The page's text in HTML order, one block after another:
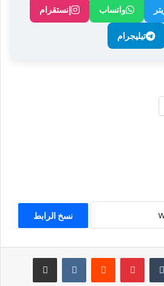
واتساب إنستقرام
تيليجرام
نسخ الرابط
بينتيريست مشاركة عبر البريد